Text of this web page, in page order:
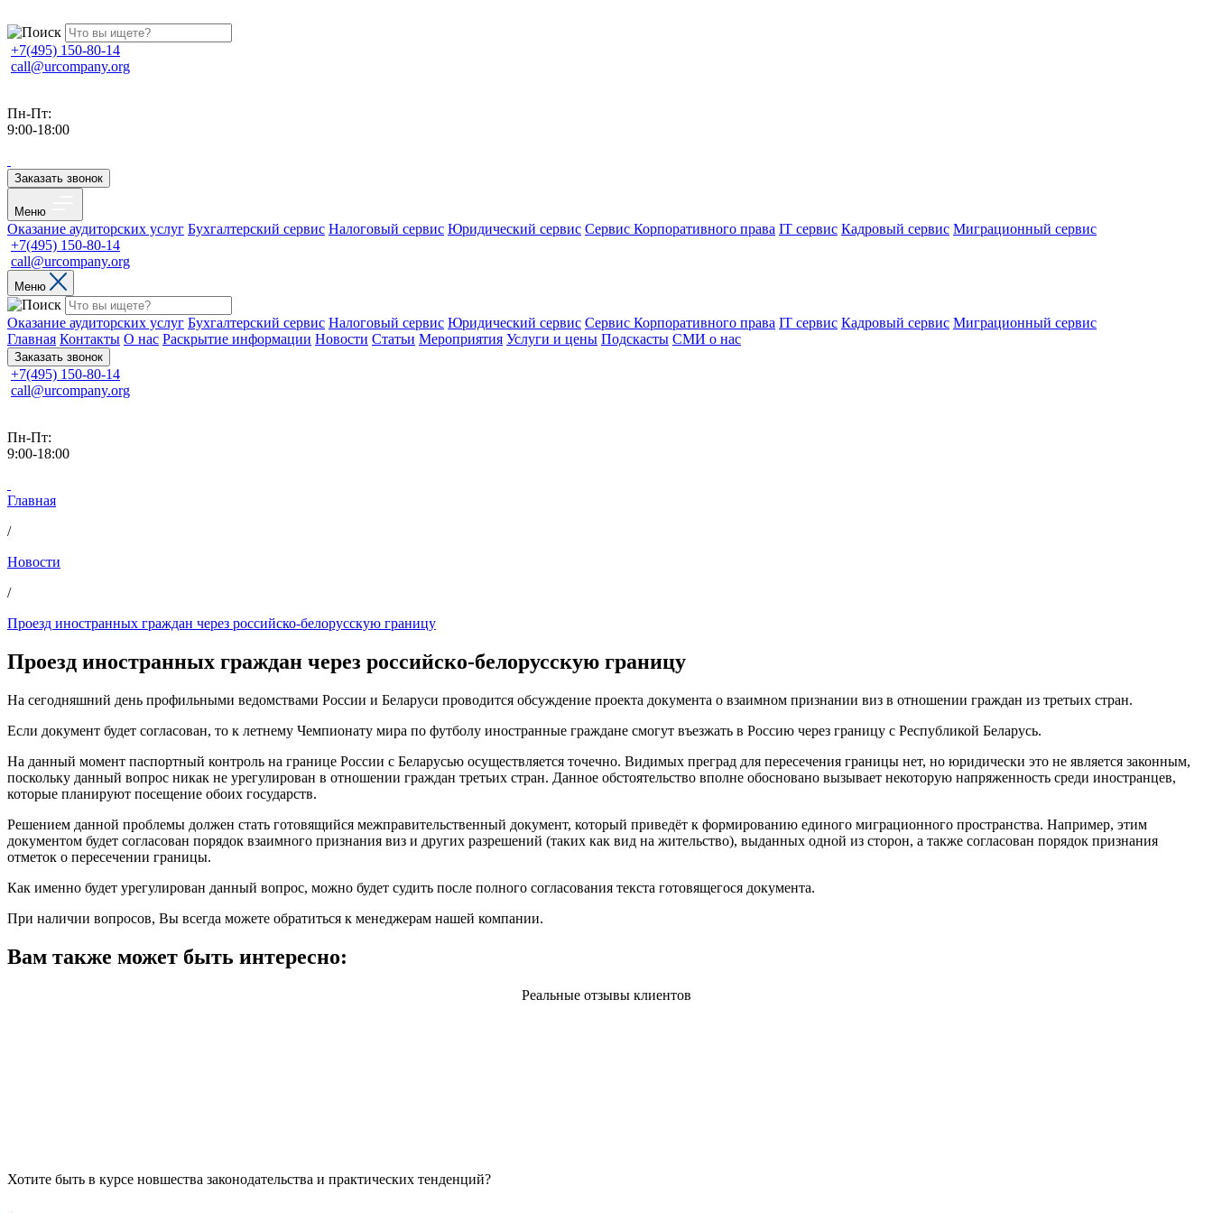
+7(495) 150-80-14
call@urcompany.org
Пн-Пт:
9:00-18:00
Заказать звонок
Меню
Оказание аудиторских услуг Бухгалтерский сервис Налоговый сервис Юридический сервис Сервис Корпоративного права IT сервис Кадровый сервис Миграционный сервис
+7(495) 150-80-14
call@urcompany.org
Меню
Оказание аудиторских услуг Бухгалтерский сервис Налоговый сервис Юридический сервис Сервис Корпоративного права IT сервис Кадровый сервис Миграционный сервис
Главная Контакты О нас Раскрытие информации Новости Статьи Мероприятия Услуги и цены Подскасты СМИ о нас
Заказать звонок
+7(495) 150-80-14
call@urcompany.org
Пн-Пт:
9:00-18:00
Главная
/
Новости
/
Проезд иностранных граждан через российско-белорусскую границу
Проезд иностранных граждан через российско-белорусскую границу
На сегодняшний день профильными ведомствами России и Беларуси проводится обсуждение проекта документа о взаимном признании виз в отношении граждан из третьих стран.
Если документ будет согласован, то к летнему Чемпионату мира по футболу иностранные граждане смогут въезжать в Россию через границу с Республикой Беларусь.
На данный момент паспортный контроль на границе России с Беларусью осуществляется точечно. Видимых преград для пересечения границы нет, но юридически это не является законным,
поскольку данный вопрос никак не урегулирован в отношении граждан третьих стран. Данное обстоятельство вполне обосновано вызывает некоторую напряженность среди иностранцев,
которые планируют посещение обоих государств.
Решением данной проблемы должен стать готовящийся межправительственный документ, который приведёт к формированию единого миграционного пространства. Например, этим
документом будет согласован порядок взаимного признания виз и других разрешений (таких как вид на жительство), выданных одной из сторон, а также согласован порядок признания
отметок о пересечении границы.
Как именно будет урегулирован данный вопрос, можно будет судить после полного согласования текста готовящегося документа.
При наличии вопросов, Вы всегда можете обратиться к менеджерам нашей компании.
Вам также может быть интересно:
Реальные отзывы клиентов
Хотите быть в курсе новшества законодательства и практических тенденций?